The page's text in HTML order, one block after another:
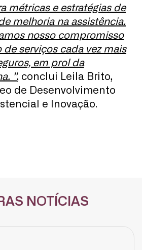
métricas e estratégias de
melhoria na assistência.
nosso compromisso
de serviços cada vez mais
em prol da
”, conclui Leila Brito,
de Desenvolvimento
e Inovação.
NOTÍCIAS